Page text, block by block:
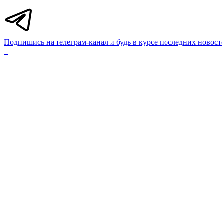
Подпишись на телеграм-канал и будь в курсе последних
+